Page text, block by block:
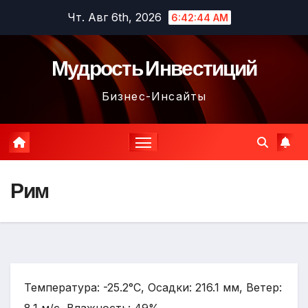
содержимому
Чт. Авг 6th, 2026 6:42:45 AM
Мудрость Инвестиций
Бизнес-Инсайты
Рим
Температура: -25.2°C, Осадки: 216.1 мм, Ветер: